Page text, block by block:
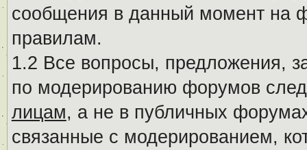
сообщения в данный момент на
правилам.
1.2 Все вопросы, предложения,
по модерированию форумов
лицам, а не в публичных
связанные с модерированием,